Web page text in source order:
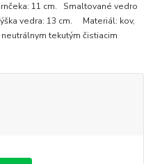
11 cm. Smaltované vedro
vedra: 13 cm. Materiál: kov,
tekutým čistiacim